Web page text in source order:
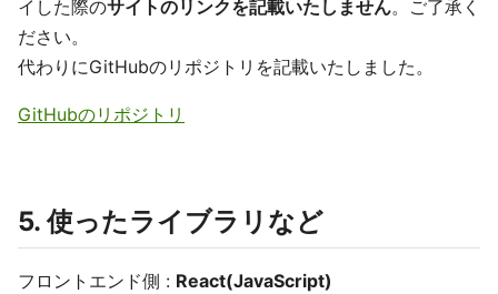
イした際のサイトのリンクを記載いたしません。ご了承く
ださい。
代わりにGitHubのリポジトリを記載いたしました。
GitHubのリポジトリ
5. 使ったライブラリなど
フロントエンド側 : React(JavaScript)